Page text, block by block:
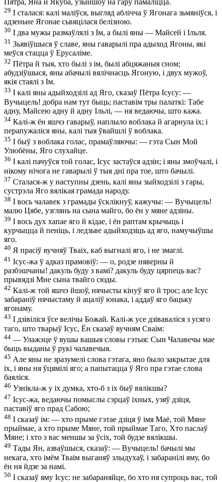
29 І сталася: калі маліўся, выгляд аблічча ў Ягонага зьмяніўся, і
адзеньне Ягонае сьвяцілася белізною.
30 І два мужы размаўлялі з Ім, а былі яны — Майсей і Ільля.
31 Зьявіўшыся ў славе, яны гаварылі пра адыход Ягоны, які
меўся стацца ў Ерусаліме.
32 Пётра й тыя, хто былі з ім, былі абцяжаныя сном;
абудзіўшыся, яны абачылі вялічнасць Ягоную, і двух мужоў,
якія стаялі з Ім.
33 І калі яны адыйходзілі ад Яго, сказаў Пётра Ісусу: —
Вучыцель! добра нам тут быць; паставім тры палаткі: Табе
адну, Майсею адну й адну Ільлі, — ня ведаючы, што кажа.
34 Калі-ж ён яшчэ гаварыў, наплыло воблака й агарнула іх; і
перапужаліся яны, калі тыя ўвайшлі ў воблака.
35 І быў з воблака голас, прамаўляючы: — гэта Сын Мой
Улюбёны, Яго слухайце.
36 І калі пачуўся той голас, Ісус застаўся адзін; і яны змоўчалі, і
нікому нічога не гаварылі ў тыя дні пра тое, што бачылі.
37 Сталася-ж у наступны дзень, калі яны зыйходзілі з гары,
сустрэла Яго вялікая грамада народу.
38 І вось чалавек з грамады ўсклікнуў, кажучы: — Вучыцель!
малю Цябе, узглянь на сына майго, бо ён у мяне адзіны.
39 І вось дух хапае яго й кідае, і ён раптам крычыць і
курчыцца й пеніць, і ледзьве адыйходзіць ад яго, намучыўшы
яго.
40 Я прасіў вучняў Тваіх, каб выгналі яго, і не змаглі.
41 Ісус-жа ў адказ прамовіў: — о, родзе няверны й
разбэшчаны! дакуль буду з вамі? дакуль буду цярпець вас?
прывядзі Мне сына твайго сюды.
42 Калі-ж той яшчэ йшоў, нячысты кінуў яго й трос; але Ісус
забараніў нячыстаму й ацаліў юнака, і аддаў яго бацьку
ягонаму.
43 І дзівіліся ўсе велічы Божай. Калі-ж усе дзіваваліся з усяго
таго, што тварыў Ісус, Ён сказаў вучням Сваім:
44 — Улажэце ў вушы вашыя словы гэтыя: Сын Чалавечы мае
быць выданы ў рукі чалавечыя.
45 Але яны не зразумелі слова гэтага, яно было закрытае для
іх, і яны ня ўцямілі яго; а папытацца ў Яго пра гэтае слова
баяліся.
46 Узнікла-ж у іх думка, хто-б з іх быў вялікшы?
47 Ісус-жа, ведаючы помыслы сэрцаў іхных, узяў дзіця,
паставіў яго прад Сабою;
48 І сказаў ім: — хто прыме гэтае дзіця ў імя Маё, той Мяне
прыймае, а хто прыме Мяне, той прыймае Таго, Хто паслаў
Мяне; і хто з вас меншы за ўсіх, той будзе вялікшы.
49 Тады Ян, азваўшыся, сказаў: — Вучыцель! бачылі мы
некага, хто імём Тваім выганяў злыдухаў, і забаранілі яму, бо
ён ня йдзе за намі.
50 І сказаў яму Ісус: не забараняйце, бо хто ня супроць вас, той